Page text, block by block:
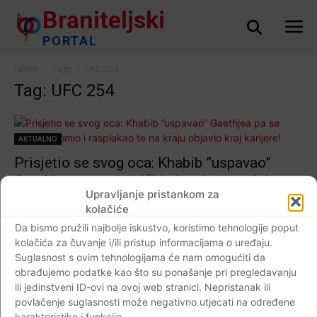
Upravljanje pristankom za
kolačiće
Da bismo pružili najbolje iskustvo, koristimo tehnologije poput
kolačića za čuvanje i/ili pristup informacijama o uređaju.
Suglasnost s ovim tehnologijama će nam omogućiti da
obrađujemo podatke kao što su ponašanje pri pregledavanju
ili jedinstveni ID-ovi na ovoj web stranici. Nepristanak ili
povlačenje suglasnosti može negativno utjecati na određene
Braniteljski
PORTAL
Tag: UFC 254
AKTUALNO
Prisjetio se svog oca: Khabib ”uspavao”
Gaethjea pa se psihički slomio i rasplakao
te na kraju objavio kraj karijere!
Događaji
(VIDEO)PRED SUBOTNJI SPEKTAKL: